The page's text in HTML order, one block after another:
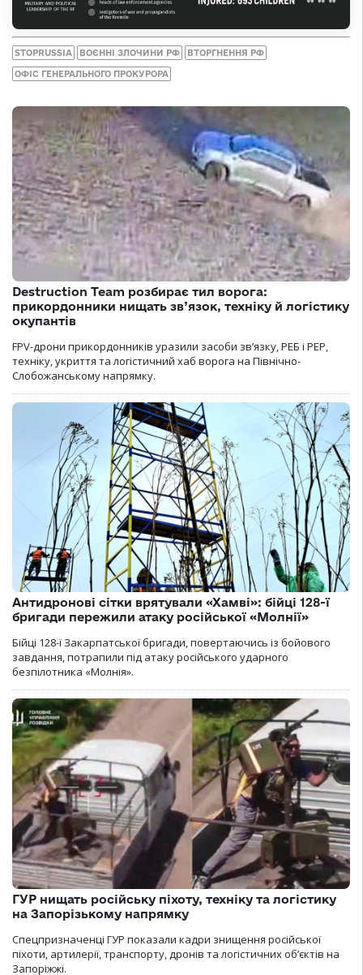
STOPRUSSIA ВОЄННІ ЗЛОЧИНИ РФ ВТОРГНЕННЯ РФ
ОФІС ГЕНЕРАЛЬНОГО ПРОКУРОРА
Destruction Team розбирає тил ворога:
прикордонники нищать зв’язок, техніку й логістику
окупантів
FPV-дрони прикордонників уразили засоби зв’язку, РЕБ і РЕР,
техніку, укриття та логістичний хаб ворога на Північно-
Слобожанському напрямку.
Антидронові сітки врятували «Хамві»: бійці 128-ї
бригади пережили атаку російської «Молнії»
Бійці 128-ї Закарпатської бригади, повертаючись із бойового
завдання, потрапили під атаку російського ударного
безпілотника «Молнія».
ГУР нищать російську піхоту, техніку та логістику
на Запорізькому напрямку
Спецпризначенці ГУР показали кадри знищення російської
піхоти, артилерії, транспорту, дронів та логістичних об’єктів на
Запоріжжі.